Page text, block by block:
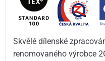
Skvělé dílenské
renomovaného výrobce